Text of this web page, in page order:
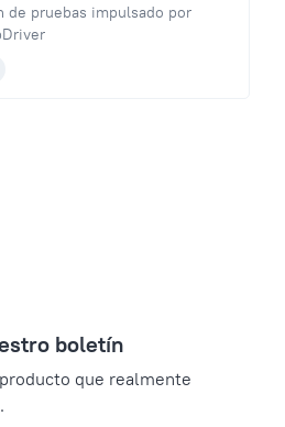
de pruebas impulsado por
boletín
que realmente